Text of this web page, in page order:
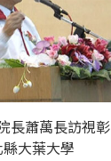
長蕭萬長訪視彰
大葉大學